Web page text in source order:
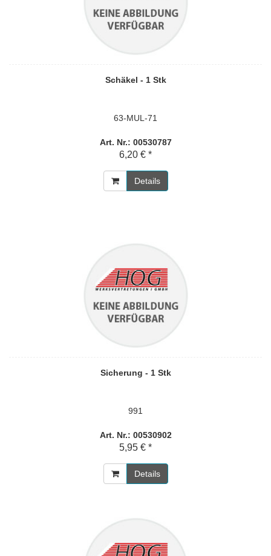
Schäkel - 1 Stk
63-MUL-71
Art. Nr.: 00530787
6,20 € *
Details
Sicherung - 1 Stk
991
Art. Nr.: 00530902
5,95 € *
Details